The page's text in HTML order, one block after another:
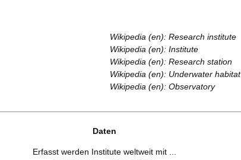
Wikipedia (en): Research institute
Wikipedia (en): Institute
Wikipedia (en): Research station
Wikipedia (en): Underwater habitat
Wikipedia (en): Observatory
Daten
Erfasst werden Institute weltweit mit ...